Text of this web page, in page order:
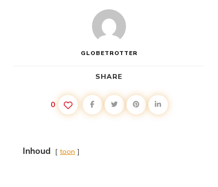
GLOBETROTTER
SHARE
0
Inhoud toon